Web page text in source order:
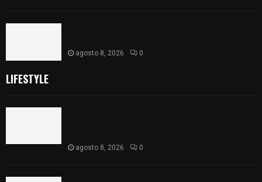
agosto 8, 2026 0
LIFESTYLE
agosto 8, 2026 0